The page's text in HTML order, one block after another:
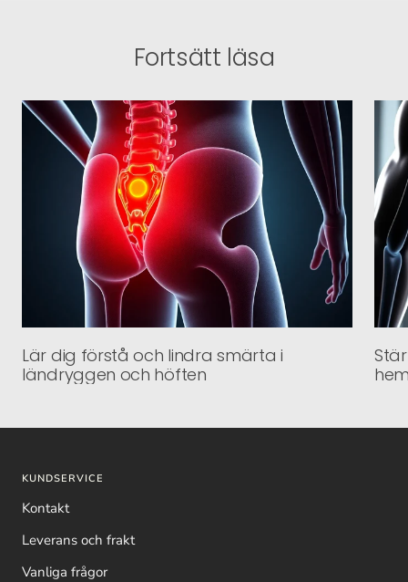
Fortsätt läsa
Lär dig förstå och lindra smärta i
ländryggen och höften
KUNDSERVICE
Kontakt
Leverans och frakt
Vanliga frågor